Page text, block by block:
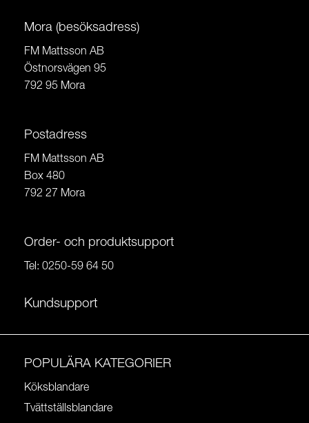
Mora (besöksadress)
FM Mattsson AB
Östnorsvägen 95
792 95 Mora
Postadress
FM Mattsson AB
Box 480
792 27 Mora
Order- och produktsupport
Tel: 0250-59 64 50
Kundsupport
POPULÄRA KATEGORIER
Köksblandare
Tvättställsblandare